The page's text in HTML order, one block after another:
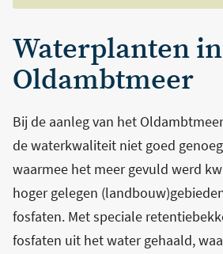
Waterplanten
Oldambtmeer
Bij de aanleg van het
de waterkwaliteit niet goed
waarmee het meer gevuld werd
hoger gelegen
fosfaten. Met speciale
fosfaten uit het water gehaald,